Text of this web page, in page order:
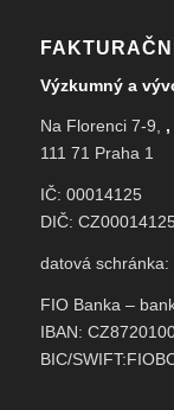
Výzkumný a
Na Florenci 7-9, ,
111 71 Praha 1
IČ: 00014125
DIČ:
datová schránka:
FIO Banka –
IBAN:
BIC/